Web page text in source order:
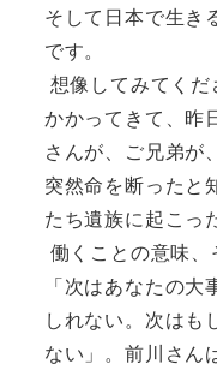
そして日本で生き
です。
想像してみてく
かかってきて、昨
さんが、ご兄弟が
突然命を断ったと
たち遺族に起こっ
働くことの意味、
「次はあなたの
しれない。次はも
ない」。前川さん